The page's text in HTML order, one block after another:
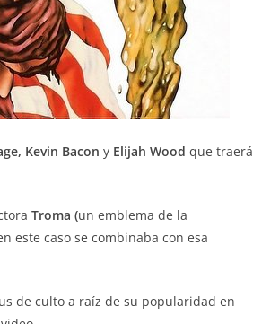
Kevin Bacon y Elijah Wood que traerá
Troma (un emblema de la
este caso se combinaba con esa
de culto a raíz de su popularidad en